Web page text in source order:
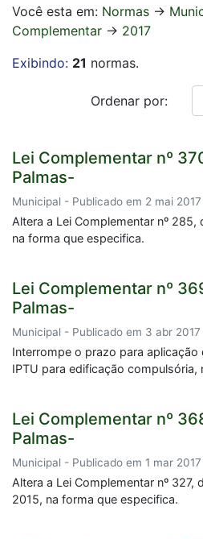
Você esta em: Normas ->
Complementar -> 2017
Exibindo: 21 normas.
Ordenar por:
Lei Complementar nº
Palmas-
Municipal - Publicado em 2 mai 2017
Altera a Lei Complementar nº
na forma que especifica.
Lei Complementar nº
Palmas-
Municipal - Publicado em 3 abr 2017
Interrompe o prazo para
IPTU para edificação compulsória,
Lei Complementar nº
Palmas-
Municipal - Publicado em 1 mar 2017
Altera a Lei Complementar nº
2015, na forma que especifica.